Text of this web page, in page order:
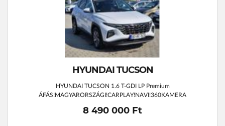
HYUNDAI TUCSON
HYUNDAI TUCSON 1.6 T-GDI LP Premium
ÁFÁS!MAGYARORSZÁGI!CARPLAY!NAVI!360KAMERA
8 490 000 Ft